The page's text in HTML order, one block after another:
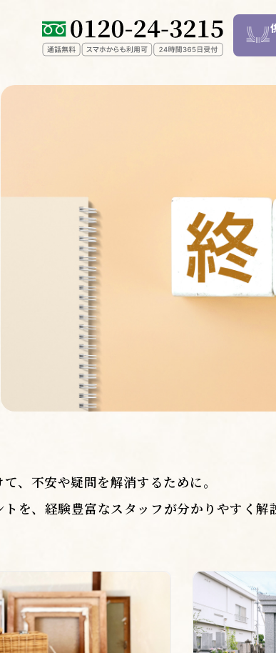
、不安や疑問を解消するために。
を、経験豊富なスタッフが分かりやすく解